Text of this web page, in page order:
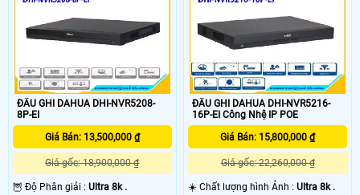
ĐẦU GHI DAHUA DHI-NVR5208-
8P-EI
Giá Bán: 13,500,000 ₫
Giá gốc: 18,900,000 ₫
🦉 Độ Phân giải : Ultra 8k .
ĐẦU GHI DAHUA DHI-NVR5216-
16P-EI Công Nhệ IP POE
Giá Bán: 15,800,000 ₫
Giá gốc: 22,260,000 ₫
☀️ Chất lượng hình Ảnh :Ultra 8k .